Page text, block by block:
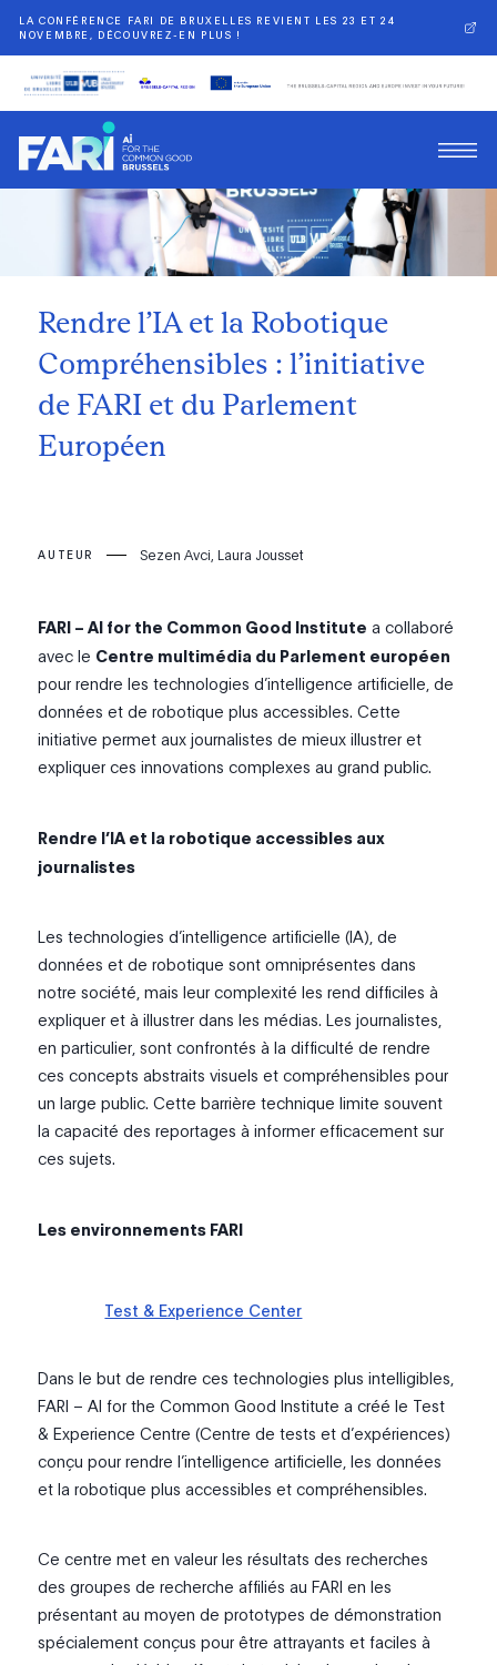
LA CONFÉRENCE FARI DE BRUXELLES REVIENT LES 23 ET 24
NOVEMBRE, DÉCOUVREZ-EN PLUS !
Retour
Rendre l’IA et la Robotique
Compréhensibles : l’initiative
de FARI et du Parlement
Européen
AUTEUR Sezen Avci, Laura Jousset
FARI – AI for the Common Good Institute a collaboré
avec le Centre multimédia du Parlement européen
pour rendre les technologies d’intelligence artificielle, de
données et de robotique plus accessibles. Cette
initiative permet aux journalistes de mieux illustrer et
expliquer ces innovations complexes au grand public.
Rendre l’IA et la robotique accessibles aux
journalistes
Les technologies d’intelligence artificielle (IA), de
données et de robotique sont omniprésentes dans
notre société, mais leur complexité les rend difficiles à
expliquer et à illustrer dans les médias. Les journalistes,
en particulier, sont confrontés à la difficulté de rendre
ces concepts abstraits visuels et compréhensibles pour
un large public. Cette barrière technique limite souvent
la capacité des reportages à informer efficacement sur
ces sujets.
Les environnements FARI
Test & Experience Center
Dans le but de rendre ces technologies plus intelligibles,
FARI – AI for the Common Good Institute a créé le Test
& Experience Centre (Centre de tests et d’expériences)
conçu pour rendre l’intelligence artificielle, les données
et la robotique plus accessibles et compréhensibles.
Ce centre met en valeur les résultats des recherches
des groupes de recherche affiliés au FARI en les
présentant au moyen de prototypes de démonstration
spécialement conçus pour être attrayants et faciles à